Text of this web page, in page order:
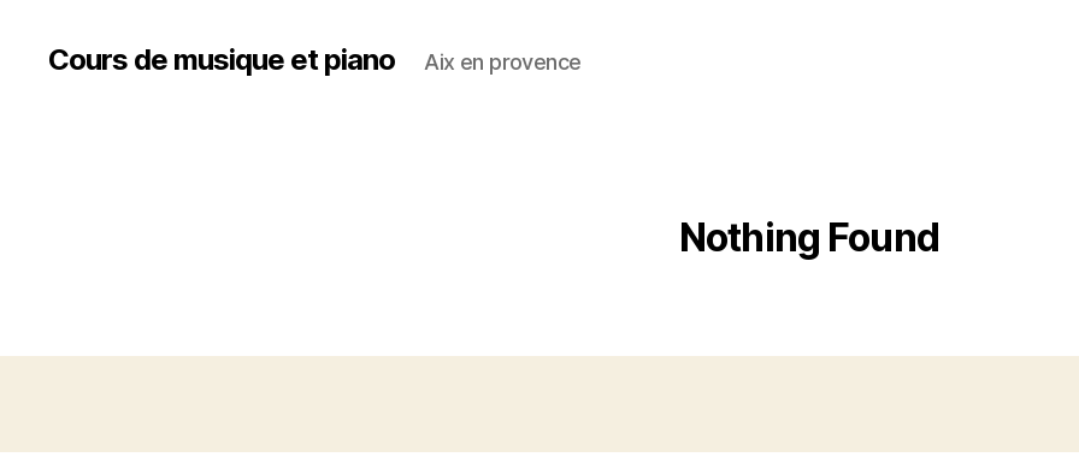
Cours de musique et piano Aix en provence
Nothing Found